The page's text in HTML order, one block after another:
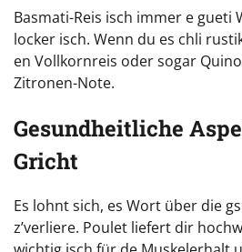
Basmati-Reis isch immer e gueti
locker isch. Wenn du es chli
en Vollkornreis oder sogar
Zitronen-Note.
Gesundheitliche
Gricht
Es lohnt sich, es Wort über die
z’verliere. Poulet liefert dir